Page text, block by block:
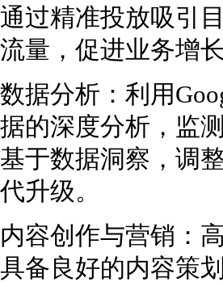
通过精准投放吸引
流量，促进业务增长
数据分析：利用
据的深度分析，监
基于数据洞察，调
代升级。
内容创作与营销：
具备良好的内容策